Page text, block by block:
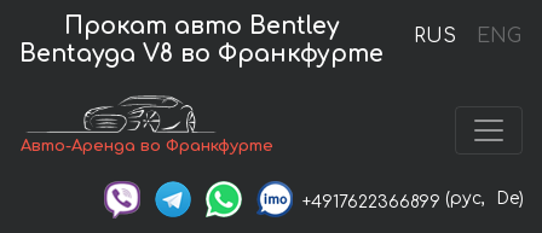
RUS ENG
Прокат авто Bentley
Bentayga V8 во Франкфурте
Авто-Аренда во Франкфурте
+4917622366899 (рус, De)